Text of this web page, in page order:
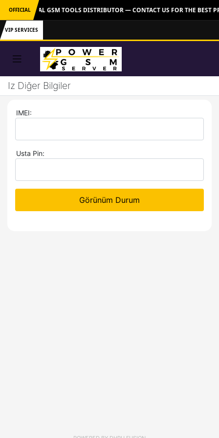
OFFICIALOFFICIAL GSM TOOLS DISTRIBUTOR — CONTACT US FOR THE
VIP SERVICES
Iz Diğer Bilgiler
IMEI:
Usta Pin:
Görünüm Durum